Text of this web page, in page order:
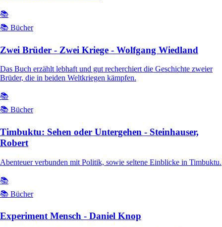
📚
📚 Bücher
Zwei Brüder - Zwei Kriege - Wolfgang Wiedland
Das Buch erzählt lebhaft und gut recherchiert die Geschichte zweier
Brüder, die in beiden Weltkriegen kämpfen.
📚
📚 Bücher
Timbuktu: Sehen oder Untergehen - Steinhauser,
Robert
Abenteuer verbunden mit Politik, sowie seltene Einblicke in Timbuktu.
📚
📚 Bücher
Experiment Mensch - Daniel Knop